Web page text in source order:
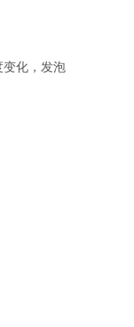
变化，发泡